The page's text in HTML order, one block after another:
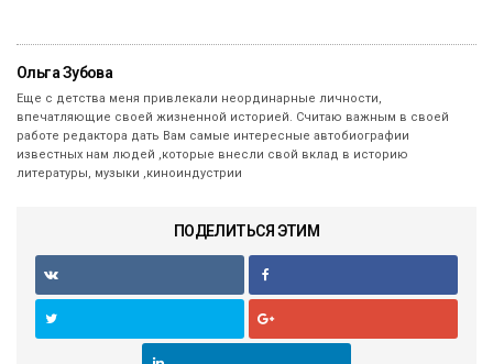
Ольга Зубова
Еще с детства меня привлекали неординарные личности,
впечатляющие своей жизненной историей. Считаю важным в своей
работе редактора дать Вам самые интересные автобиографии
известных нам людей ,которые внесли свой вклад в историю
литературы, музыки ,киноиндустрии
ПОДЕЛИТЬСЯ ЭТИМ